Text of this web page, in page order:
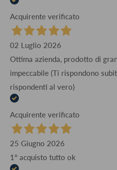
Acquirente verificato
02 Luglio 2026
Ottima azienda, prodotto di
impeccabile (Ti rispondono
rispondenti al vero)
Acquirente verificato
25 Giugno 2026
1° acquisto tutto ok